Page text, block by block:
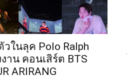
วในลุค Polo Ralph
าน คอนเสิร์ต BTS
ARIRANG